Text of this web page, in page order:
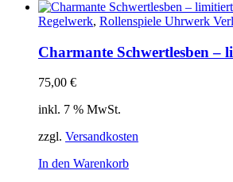
Regelwerk, Rollenspiele Uhrwerk
Charmante Schwertlesben
75,00 €
inkl. 7 % MwSt.
zzgl. Versandkosten
In den Warenkorb